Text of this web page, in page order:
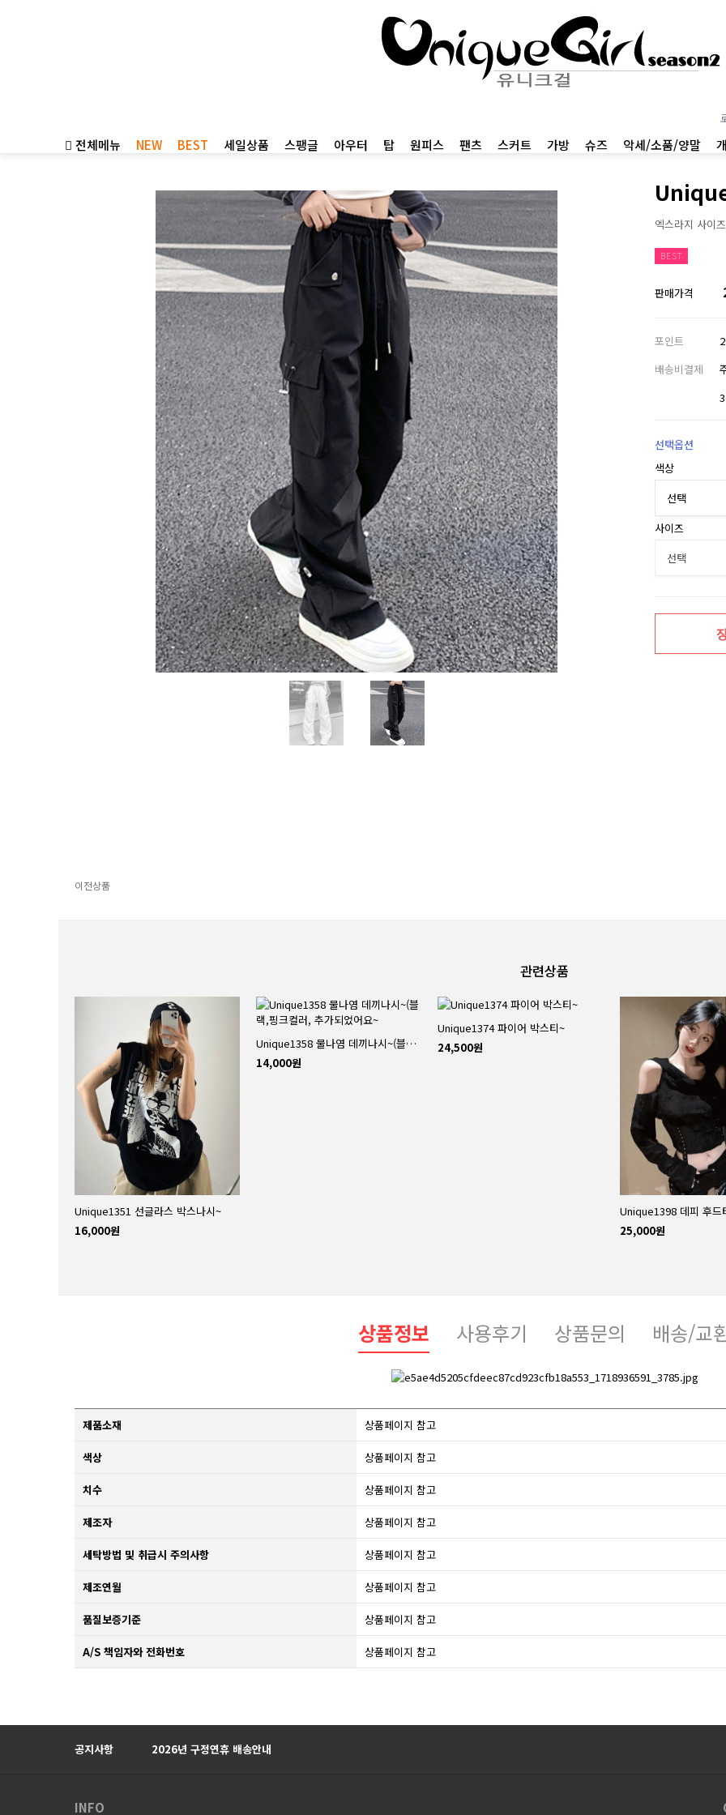
전체메뉴 NEW BEST 세일상품 스팽글 아우터 탑 원피스 팬츠 스커트 가방 슈즈 악세/소품/양말
엑스라지 사이
BEST
판매가격
포인트
배송비결제
선택옵션
색상
사이즈
이전상품
관련상품
Unique1351 선글라스 박스나시~
16,000원
Unique1358 물나염 데끼나시~(블랙,핑크컬러, 추가되었어요~
14,000원
Unique1374 파이어 박스티~
24,500원
Unique1398 데피 후드
25,000원
상품정보 사용후기 상품문의 배송/교
제품소재 상품페이지 참고
색상 상품페이지 참고
치수 상품페이지 참고
제조자 상품페이지 참고
세탁방법 및 취급시 주의사항 상품페이지 참고
제조연월 상품페이지 참고
품질보증기준 상품페이지 참고
A/S 책임자와 전화번호 상품페이지 참고
공지사항 2026년 구정연휴 배송안내
INFO